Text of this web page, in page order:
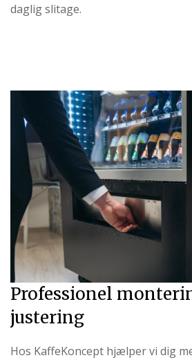
daglig slitage.
Professionel
justering
Hos KaffeKoncept hjælper vi dig